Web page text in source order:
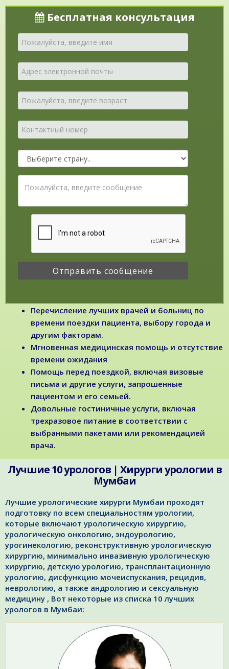
Бесплатная консультация
Перечисление лучших врачей и больниц по
времени поездки пациента, выбору города и
другим факторам.
Мгновенная медицинская помощь и отсутствие
времени ожидания
Помощь перед поездкой, включая визовые
письма и другие услуги, запрошенные
пациентом и его семьей.
Довольные гостиничные услуги, включая
трехразовое питание в соответствии с
выбранными пакетами или рекомендацией
врача.
Лучшие 10 урологов | Хирурги урологии в
Мумбаи
Лучшие урологические хирурги Мумбаи проходят
подготовку по всем специальностям урологии,
которые включают урологическую хирургию,
урологическую онкологию, эндоурологию,
урогинекологию, реконструктивную урологическую
хирургию, минимально инвазивную урологическую
хирургию, детскую урологию, трансплантационную
урологию, дисфункцию мочеиспускания, рецидив,
неврологию, а также андрологию и сексуальную
медицину , Вот некоторые из списка 10 лучших
урологов в Мумбаи: